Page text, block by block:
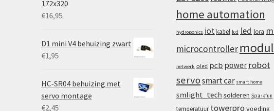
172x320
€16,95
D1 mini V4 behuizing zwart
€1,95
HC-SR04 behuizing met
servo montage
€2,45
home automation
hydroponics iotkabel lcd led lora
microcontroller
netwerk oled pcb power robot
servosmart car smart home
smlight_tech solderen Sparkfun
temperatuur towerpro voeding